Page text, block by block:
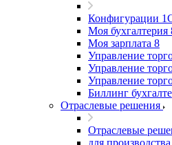
Конфигурации
Моя бухгалтерия
Моя зарплата 8
Управление
Управление
Управление
Биллинг
Отраслевые решения
Отраслевые
для производства